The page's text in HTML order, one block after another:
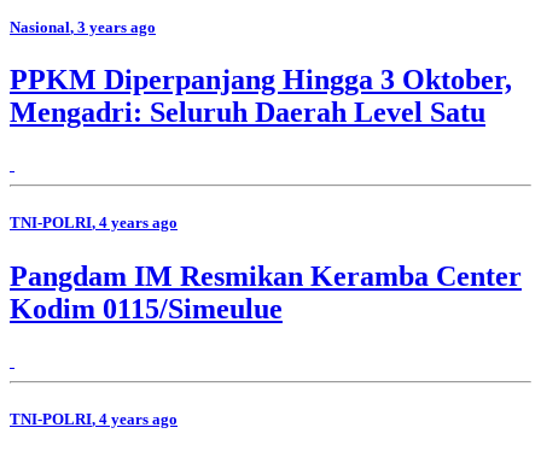
Nasional, 3 years ago
PPKM Diperpanjang Hingga 3 Oktober,
Mengadri: Seluruh Daerah Level Satu
TNI-POLRI, 4 years ago
Pangdam IM Resmikan Keramba Center
Kodim 0115/Simeulue
TNI-POLRI, 4 years ago